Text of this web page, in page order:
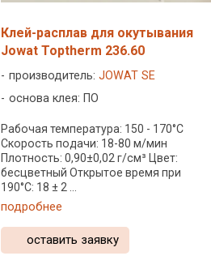
Клей-расплав для окутывания
Jowat Toptherm 236.60
производитель: JOWAT SE
основа клея: ПО
Рабочая температура: 150 - 170°C
Скорость подачи: 18-80 м/мин
Плотность: 0,90±0,02 г/см³ Цвет:
бесцветный Открытое время при
190°C: 18 ± 2 ...
подробнее
оставить заявку